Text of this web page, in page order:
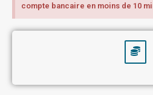
compte bancaire en moins de 10